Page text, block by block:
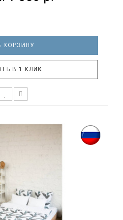
КОРЗИНУ
В 1 КЛИК
подобрать индивидуальный
бренда более 1000
шагом всего 5см! Подберите
белье! Вы можете
комплект ..